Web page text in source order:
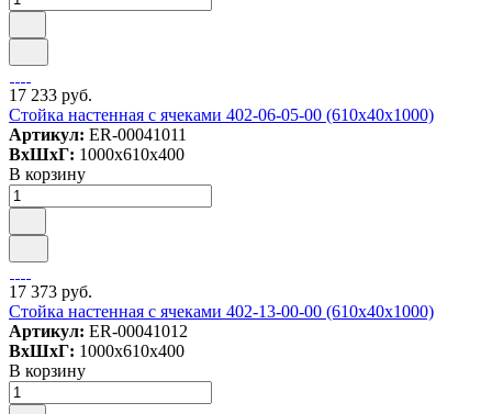
17 233 руб.
Стойка настенная с ячеками 402-06-05-00 (610х40х1000)
Артикул: ER-00041011
ВxШxГ: 1000x610x400
В корзину
17 373 руб.
Стойка настенная с ячеками 402-13-00-00 (610х40х1000)
Артикул: ER-00041012
ВxШxГ: 1000x610x400
В корзину